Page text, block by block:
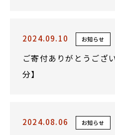
2024.09.10 お知らせ
ご寄付ありがとうござ
分】
2024.08.06 お知らせ